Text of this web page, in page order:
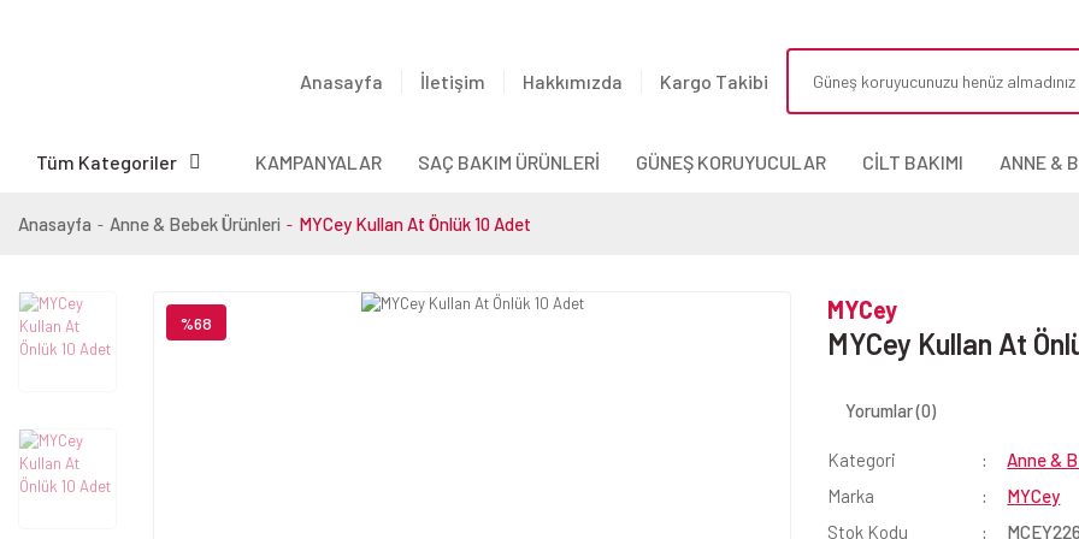
Anasayfa İletişim Hakkımızda Kargo Takibi
Tüm Kategoriler KAMPANYALAR SAÇ BAKIM ÜRÜNLERİ GÜNEŞ KORUYUCULAR CİLT BAKIMI ANNE &
Anasayfa Anne & Bebek Ürünleri MYCey Kullan At Önlük 10 Adet
%68 MYCey
MYCey Kullan At
Yorumlar (0)
Kategori
Anne &
Marka
MYCey
Stok Kodu